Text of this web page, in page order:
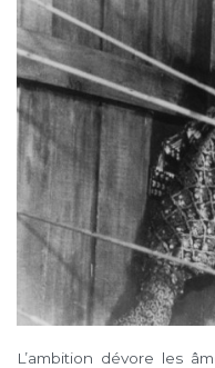
L’ambition dévore les